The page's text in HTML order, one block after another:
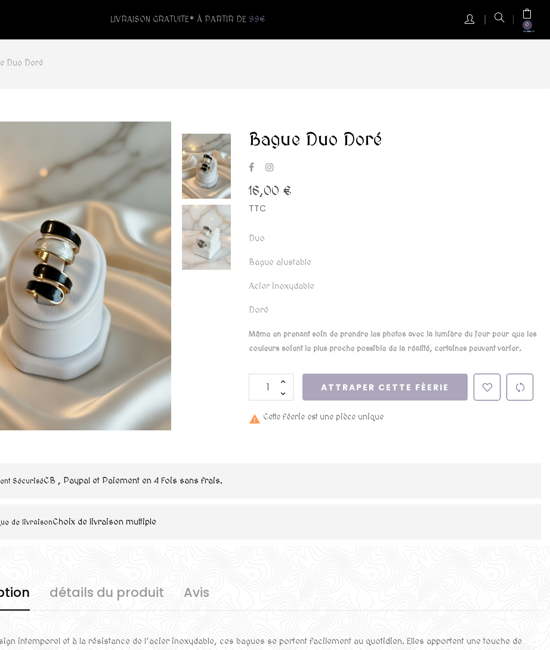
LIVRAISON GRATUITE* À PARTIR DE 99€
0
Duo Doré
Bague Duo Doré
16,00 €
TTC
Duo
Bague ajustable
Acier inoxydable
Doré
Même en prenant soin de prendre les photos avec la lumière du jour pour que les
couleurs soient le plus proche possible de la réalité, certaines peuvent varier.
ATTRAPER CETTE FÉERIE
 Cette féerie est une pièce unique
SécuriséCB , Paypal et Paiement en 4 Fois sans frais.
de livraisonChoix de livraison multiple
détails du produit Avis
intemporel et à la résistance de l’acier inoxydable, ces bagues se portent facilement au quotidien. Elles apportent une touche de